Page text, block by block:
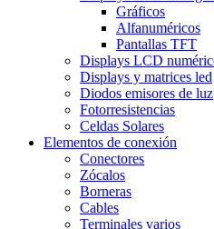
Gráficos
Alfanuméricos
Pantallas TFT
Displays LCD
Displays y matrices led
Diodos emisores de luz
Fotorresistencias
Celdas Solares
Elementos de conexión
Conectores
Zócalos
Borneras
Cables
Terminales varios